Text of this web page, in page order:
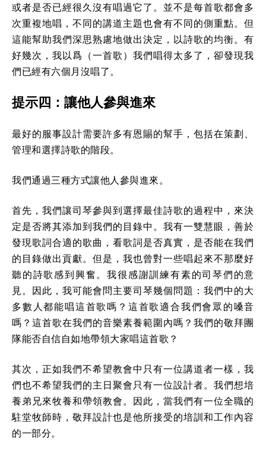
或者是否已經很久沒有唱過它了。並不是每首歌都會多
次重複地唱，不同的講道主題也會有不同的側重點。但
這能幫助我們深思熟慮地做出決定，以詩歌的均衡。有
好幾次，我以爲（一首歌）我們唱得太多了，卻發現我
們已經有六個月沒唱了。
提示四：讓他人參與進來
最好的服事設計需要許多有恩賜的幫手，包括在策劃、
管理和選擇詩歌的階段。
我們通過三種方式讓他人參與進來。
首先，我們讓司琴參與到選擇最佳詩歌的過程中，來決
定是否將其添加到我們的目錄中。我有一雙慧眼，善於
發現歌詞合適的歌曲，看歌詞是否真實，是否能在我們
的目錄做出貢獻。但是，我也曾對一些唱起來不那麼好
聽的詩歌感到興奮。我很感謝訓練有素的司琴們的意
見。因此，我可能會問主要司琴幾個問題：我們中的大
多數人都能唱這首歌嗎？這首歌適合我們會眾的嗓音
嗎？這首歌在我們的音樂素養範圍內嗎？我們的敬拜團
隊能否自信自如地帶領大家唱這首歌？
其次，正如我們不希望教會中只有一位講道者一樣，我
們也不希望我們的主日聚會只有一位設計者。我們想培
養弟兄來牧養和帶領教會。因此，當我們有一位全職的
駐堂牧師時，敬拜設計也是他所接受的培訓和工作內容
的一部分。